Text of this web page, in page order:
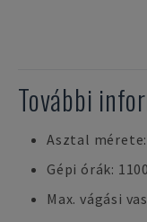
További
Asztal mérete:
Gépi órák:
Max. vágási